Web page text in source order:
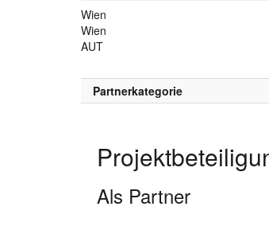
Wien
Wien
AUT
Partnerkategorie
Als Partner